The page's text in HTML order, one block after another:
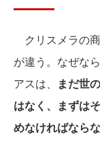
クリスメラの
が違う。なぜな
アスは、
まだ世
はなく、まずは
めなければなら